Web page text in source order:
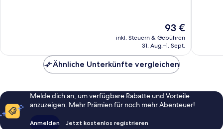
Der
Preis
beträgt
93 €
inkl. Steuern & Gebühren
31. Aug.–1. Sept.
Ähnliche Unterkünfte vergleichen
Melde dich an, um verfügbare Rabatte und Vorteile
anzuzeigen. Mehr Prämien für noch mehr Abenteuer!
Anmelden Jetzt kostenlos registrieren